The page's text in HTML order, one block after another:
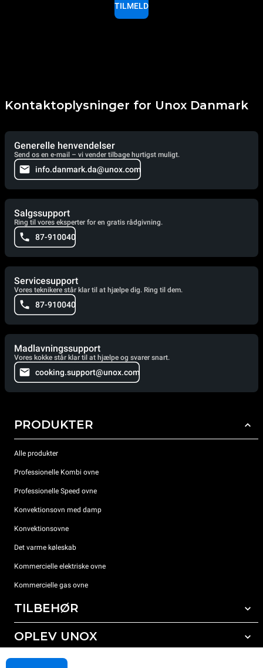
TILMELD
Kontaktoplysninger for Unox Danmark
Generelle henvendelser
Send os en e-mail – vi vender tilbage hurtigst muligt.
info.danmark.da@unox.com
Salgssupport
Ring til vores eksperter for en gratis rådgivning.
87-910040
Servicesupport
Vores teknikere står klar til at hjælpe dig. Ring til dem.
87-910040
Madlavningssupport
Vores kokke står klar til at hjælpe og svarer snart.
cooking.support@unox.com
PRODUKTER
Alle produkter
Professionelle Kombi ovne
Professionelle Speed ovne
Konvektionsovn med damp
Konvektionsovne
Det varme køleskab
Kommercielle elektriske ovne
Kommercielle gas ovne
TILBEHØR
Alt tilbehør
OPLEV UNOX
Vores kontorer rundt om i verden
SUPPORT